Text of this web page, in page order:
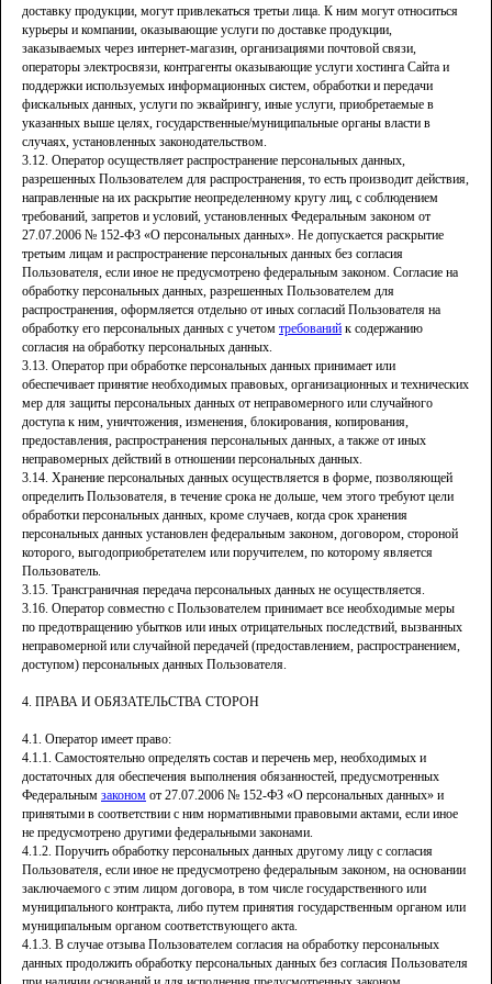
доставку продукции, могут привлекаться третьи лица. К ним могут относиться
курьеры и компании, оказывающие услуги по доставке продукции,
заказываемых через интернет-магазин, организациями почтовой связи,
операторы электросвязи, контрагенты оказывающие услуги хостинга Сайта и
поддержки используемых информационных систем, обработки и передачи
фискальных данных, услуги по эквайрингу, иные услуги, приобретаемые в
указанных выше целях, государственные/муниципальные органы власти в
случаях, установленных законодательством.
3.12. Оператор осуществляет распространение персональных данных,
разрешенных Пользователем для распространения, то есть производит действия,
направленные на их раскрытие неопределенному кругу лиц, с соблюдением
требований, запретов и условий, установленных Федеральным законом от
27.07.2006 № 152-ФЗ «О персональных данных». Не допускается раскрытие
третьим лицам и распространение персональных данных без согласия
Пользователя, если иное не предусмотрено федеральным законом. Согласие на
обработку персональных данных, разрешенных Пользователем для
распространения, оформляется отдельно от иных согласий Пользователя на
обработку его персональных данных с учетом требований к содержанию
согласия на обработку персональных данных.
3.13. Оператор при обработке персональных данных принимает или
обеспечивает принятие необходимых правовых, организационных и технических
мер для защиты персональных данных от неправомерного или случайного
доступа к ним, уничтожения, изменения, блокирования, копирования,
предоставления, распространения персональных данных, а также от иных
неправомерных действий в отношении персональных данных.
3.14. Хранение персональных данных осуществляется в форме, позволяющей
определить Пользователя, в течение срока не дольше, чем этого требуют цели
обработки персональных данных, кроме случаев, когда срок хранения
персональных данных установлен федеральным законом, договором, стороной
которого, выгодоприобретателем или поручителем, по которому является
Пользователь.
3.15. Трансграничная передача персональных данных не осуществляется.
3.16. Оператор совместно с Пользователем принимает все необходимые меры
по предотвращению убытков или иных отрицательных последствий, вызванных
неправомерной или случайной передачей (предоставлением, распространением,
доступом) персональных данных Пользователя.
4. ПРАВА И ОБЯЗАТЕЛЬСТВА СТОРОН
4.1. Оператор имеет право:
4.1.1. Самостоятельно определять состав и перечень мер, необходимых и
достаточных для обеспечения выполнения обязанностей, предусмотренных
Федеральным законом от 27.07.2006 № 152-ФЗ «О персональных данных» и
принятыми в соответствии с ним нормативными правовыми актами, если иное
не предусмотрено другими федеральными законами.
4.1.2. Поручить обработку персональных данных другому лицу с согласия
Пользователя, если иное не предусмотрено федеральным законом, на основании
заключаемого с этим лицом договора, в том числе государственного или
муниципального контракта, либо путем принятия государственным органом или
муниципальным органом соответствующего акта.
4.1.3. В случае отзыва Пользователем согласия на обработку персональных
данных продолжить обработку персональных данных без согласия Пользователя